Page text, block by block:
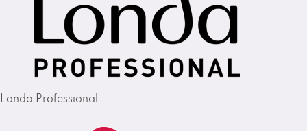
Londa Professional